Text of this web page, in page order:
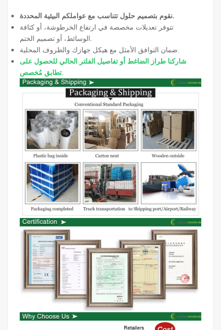
نقوم بتصميم حلول تتناسب مع عواملكم البيئية المحددة.
تتوفر تعديلات مخصصة في ارتفاع الخرطوشة، أو كثافة
الوسائط، أو تصميم الختم.
ضمان التوافق الأمثل مع هيكل جهازك والظروف المحلية.
شاركنا طراز الضاغط أو تفاصيل الفلتر الحالي للحصول على
تطابق مُخصص.